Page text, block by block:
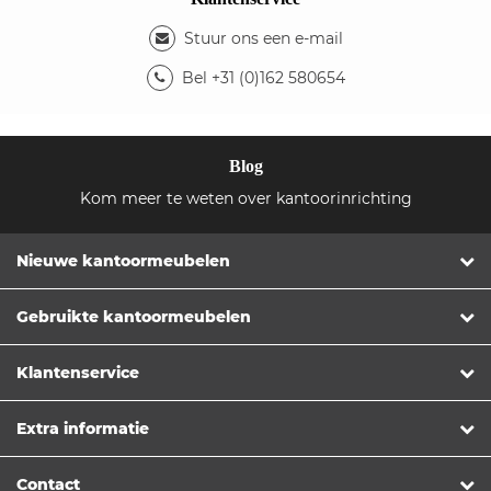
Stuur ons een e-mail
Bel +31 (0)162 580654
Blog
Kom meer te weten over kantoorinrichting
Nieuwe kantoormeubelen
Gebruikte kantoormeubelen
Klantenservice
Extra informatie
Contact